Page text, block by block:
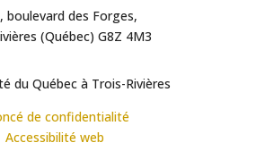
boulevard des Forges,
(Québec) G8Z 4M3
du Québec à Trois-Rivières
de confidentialité
Accessibilité web